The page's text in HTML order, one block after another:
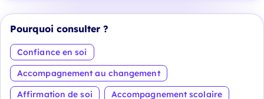
Pourquoi consulter ?
Confiance en soi
Accompagnement au changement
Affirmation de soi
Accompagnement scolaire